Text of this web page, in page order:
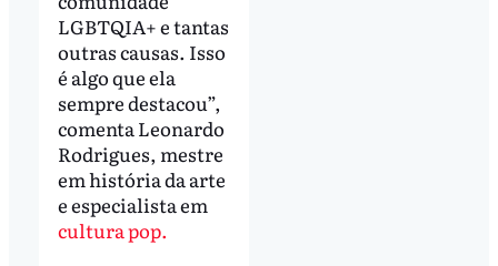
LGBTQIA+ e tantas
outras causas. Isso
é algo que ela
sempre destacou”,
comenta Leonardo
Rodrigues, mestre
em história da arte
e especialista em
cultura pop.